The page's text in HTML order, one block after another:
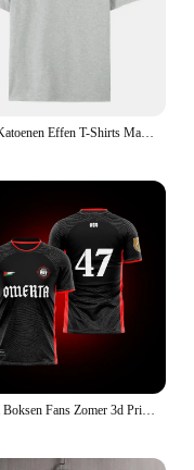
100% Katoenen Effen T-Shirts Mannen Vrouw Korte Mouw Modemerk Trend Casual Zachte Kleding T-Shirts Op Maat Gemaakte Producten Zomer Tops
Omerta Boksen Fans Zomer 3d Print Ademend Jersey heren Outdoor Sportwear Man Ronde Hals Korte Mouw Kinderen T-shirt